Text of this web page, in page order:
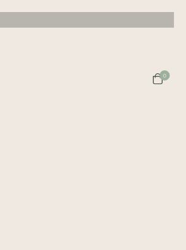
0